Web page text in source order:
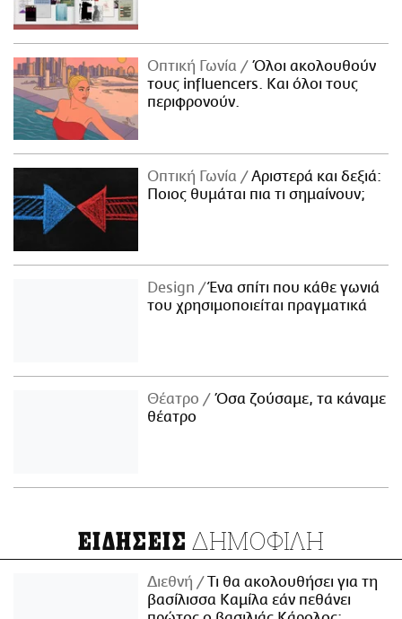
Οπτική Γωνία
Όλοι ακολουθούν
τους influencers. Και όλοι τους
περιφρονούν.
Οπτική Γωνία
Αριστερά και δεξιά:
Ποιος θυμάται πια τι σημαίνουν;
Design
Ένα σπίτι που κάθε γωνιά
του χρησιμοποιείται πραγματικά
Θέατρο
Όσα ζούσαμε, τα κάναμε
θέατρο
ΕΙΔΗΣΕΙΣ ΔΗΜΟΦΙΛΗ
Διεθνή
Τι θα ακολουθήσει για τη
βασίλισσα Καμίλα εάν πεθάνει